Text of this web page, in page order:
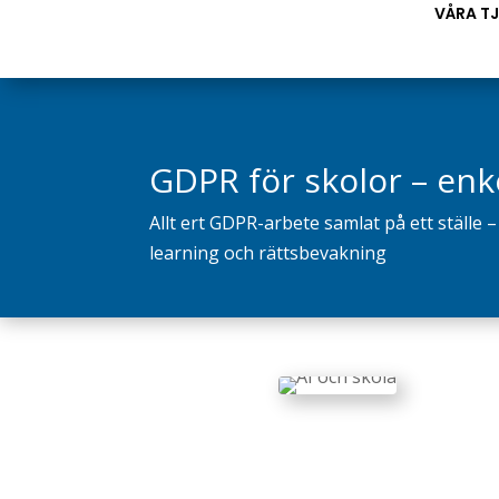
VÅRA
GDPR för skolor –
Allt ert GDPR-arbete samlat på ett
learning och rättsbevakning